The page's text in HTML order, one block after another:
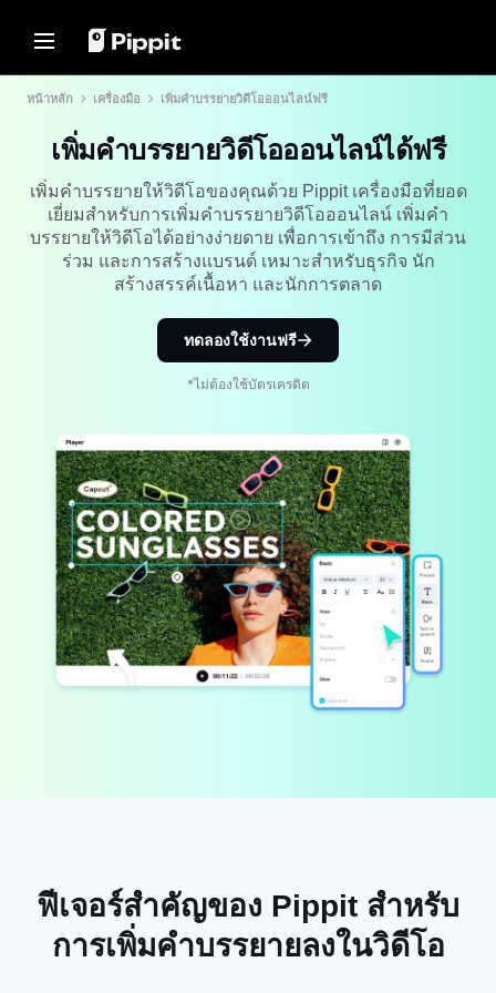
หน้าหลัก
โซลูชัน
ทรัพยากร
ศูนย์เนื้อหา
แก้ไขทันที
โซลูชัน
โซลูชันวิดีโอคลิกเดียว
สร้างวิดีโอการตลาดที่น่าสนใจได้
อัปโหลดภาพด้วยเครื่องมือสร้าง
ภาพผลิตภัณฑ์ AI
สร้างภาพถ่ายผลิตภัณฑ์ระดับมือ
TikTok Shop, Amazon และตลาด
ทรัพยากร
เข้าร่วมโปรแกรมพันธมิตร
PowerLab อีคอมเมิร์ซ
ตัวจัดการโฆษณาบน TikTok
เรื่องราวลูกค้า
เรื่องราวของ KraftGeek
เรื่องราวของ Paw Smart
เรื่องราวของ Sleep Shop
เรื่องราวของ 2911 Studio Art
Fashion
ศูนย์ช่วยเหลือ
บัญชีผู้ใช้
การจัดการสินทรัพย์
การเผยแพร่และการวิเคราะห์
ภาพผลิตภัณฑ์
โซลูชันวิดีโอคลิกเดียว
ศูนย์เนื้อหา
โปรแกรมแก้ไขภาพแบบกลุ่มที่ดี
ที่สุดสำหรับการแก้ไขภาพถ่าย
เปลี่ยนพื้นหลังรูปภาพออนไลน์
8 เครื่องมือปรับขนาดภาพแบบ
กลุ่มที่ดีที่สุดในปี 2024
เคล็ดลับพื้นหลังโปร่งใส
เคล็ดลับการโปรโมท
สร้างวิดีโอโปรโมทที่ช่วยเพิ่มยอด
เว็บไซต์เทมเพลตวิดีโอโปรโมท
ยอดนิยม
7 ไอเดียโปสเตอร์โปรโมท
เคล็ดลับธุรกิจ
โปสเตอร์ผลิตภัณฑ์ที่ขับเคลื่อน
ด้วย AI
5 ประเภทวิดีโอธุรกิจยอดนิยม
พื้นหลังผลิตภัณฑ์ที่สร้างด้วย AI
เคล็ดลับโปสเตอร์ที่น่าสนใจช่วย
ครอปวิดีโอสำหรับ Instagram
โมเดล AI
Seedream 5.0 Pro
Seedance 2.5
Seedream
Seedance
Nano Banana Pro
หน้าหลัก เครื่องมือ เพิ่มคำบรรยายวิดีโอออนไลน์ฟรี
เพิ่มคำบรรยายวิดีโอออนไลน์ได้ฟรี
เพิ่มคำบรรยายให้วิดีโอของคุณด้วย Pippit เครื่องมือที่ยอด
เยี่ยมสำหรับการเพิ่มคำบรรยายวิดีโอออนไลน์ เพิ่มคำ
บรรยายให้วิดีโอได้อย่างง่ายดาย เพื่อการเข้าถึง การมีส่วน
ร่วม และการสร้างแบรนด์ เหมาะสำหรับธุรกิจ นัก
สร้างสรรค์เนื้อหา และนักการตลาด
ทดลองใช้งานฟรี
*ไม่ต้องใช้บัตรเครดิต
ฟีเจอร์สำคัญของ Pippit สำหรับ
การเพิ่มคำบรรยายลงในวิดีโอ